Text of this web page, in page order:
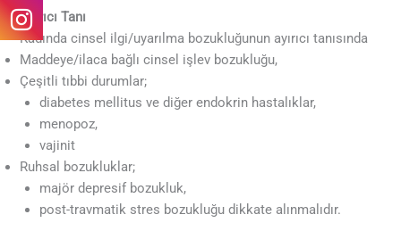
Ayırıcı Tanı
Kadında cinsel ilgi/uyarılma bozukluğunun ayırıcı tanısında
Maddeye/ilaca bağlı cinsel işlev bozukluğu,
Çeşitli tıbbi durumlar;
diabetes mellitus ve diğer endokrin hastalıklar,
menopoz,
vajinit
Ruhsal bozukluklar;
majör depresif bozukluk,
post-travmatik stres bozukluğu dikkate alınmalıdır.